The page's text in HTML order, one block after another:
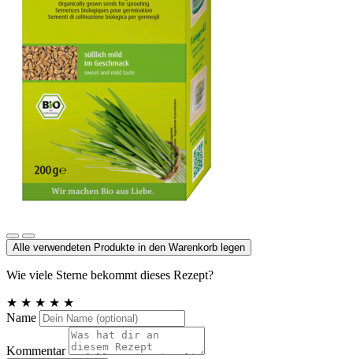
Alle verwendeten Produkte in den Warenkorb legen
Wie viele Sterne bekommt dieses Rezept?
★ ★ ★ ★ ★
Name
Kommentar